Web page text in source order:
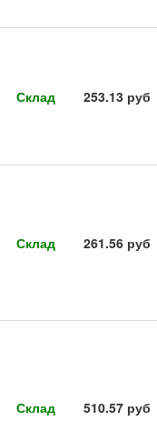
Склад 253.13 руб
Склад 261.56 руб
Склад 510.57 руб